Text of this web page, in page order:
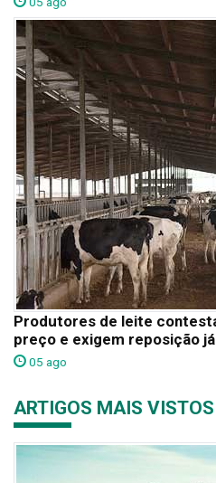
Produtores de leite
preço e exigem reposição
05 ago
ARTIGOS MAIS VISTOS